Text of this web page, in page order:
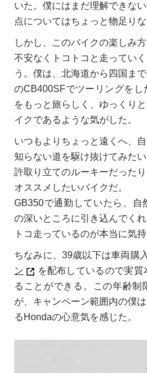
いた。僕にはまだ理解できな
点についてはちょっと物足りな
しかし、このバイクの楽しみ
不安なくトコトコと走ってい
う。僕は、北海道から四国ま
のCB400SFでツーリングをし
をもっと旅らしく、ゆっくり
イクであるような気がした。
いつもよりちょっと遠くへ、
知らない道を駆け抜けてみた
許取り立てのルーキーだった
オススメしたいバイクだ。
GB350で通勤していたら、自
の深いところに引き込んでく
トコ走っているのが本当に気持
ちなみに、39歳以下は車両購
ン
を配布しているので実
ることができる。この年齢制
が、キャンペーン範囲内の僕
るHondaの心意気を感じた。